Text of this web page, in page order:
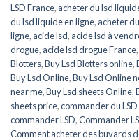
LSD France, acheter du lsd
du lsd liquide en ligne, acheter
ligne, acide lsd, acide lsd à
drogue, acide lsd drogue France,
Blotters,Buy Lsd Blotters online,
Buy Lsd Online,Buy Lsd Online
near me,Buy Lsd sheets Online,
sheets price,commander du
commander LSD,Commander
Comment acheter des buvards